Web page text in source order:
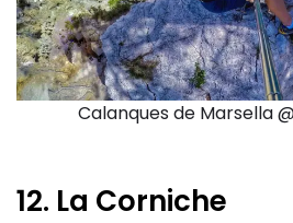
Calanques de Marsella
12. La Corniche